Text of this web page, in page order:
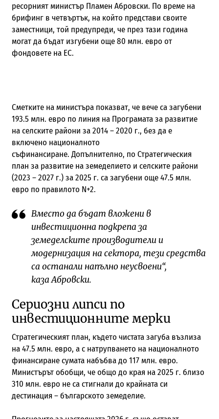
ресорният министър Пламен Абровски. По време на
брифинг в четвъртък, на който представи своите
заместници, той предупреди, че през тази година
могат да бъдат изгубени още 80 млн. евро от
фондовете на ЕС.
Сметките на министъра показват, че вече са загубени
193.5 млн. евро по линия на Програмата за развитие
на селските райони за 2014 – 2020 г., без да е
включено националното
съфинансиране. Допълнително, по Стратегическия
план за развитие на земеделието и селските райони
(2023 – 2027 г.) за 2025 г. са загубени още 47.5 млн.
евро по правилото N+2.
Вместо да бъдат вложени в
инвестиционна подкрепа за
земеделските производители и
модернизация на сектора, тези средства
са останали напълно неусвоени“,
каза Абровски.
Сериозни липси по
инвестиционните мерки
Стратегическият план, където чистата загуба възлиза
на 47.5 млн. евро, а с натрупването на националното
финансиране сумата набъбва до 117 млн. евро.
Министърът обобщи, че общо до края на 2025 г. близо
310 млн. евро не са стигнали до крайната си
дестинация – българското земеделие.